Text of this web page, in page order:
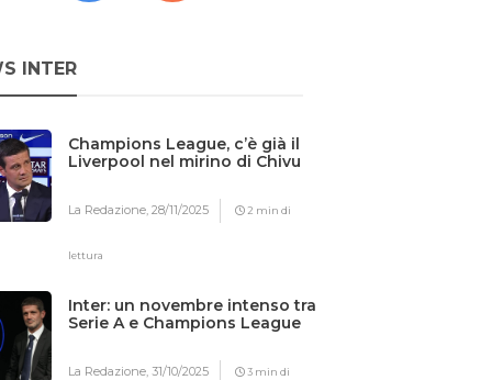
INTER
Champions League, c’è già il
Liverpool nel mirino di Chivu
La Redazione,28/11/2025 2 min di
lettura
Inter: un novembre intenso tra
Serie A e Champions League
La Redazione,31/10/2025 3 min di